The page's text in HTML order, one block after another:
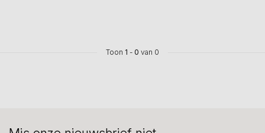
Toon 1 - 0 van 0